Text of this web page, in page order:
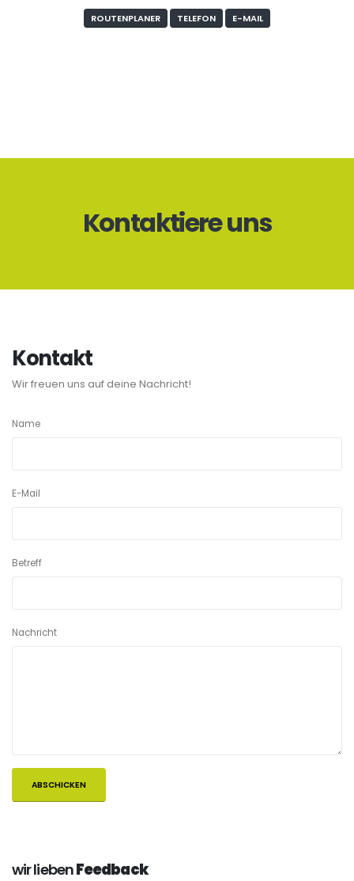
ROUTENPLANER TELEFON E-MAIL
Kontaktiere uns
Kontakt
Wir freuen uns auf deine Nachricht!
Name
E-Mail
Betreff
Nachricht
wir liebenFeedback